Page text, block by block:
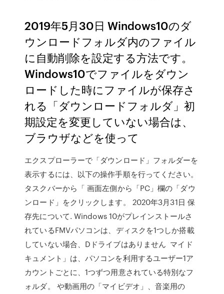
2019年5月30日 Windows10のダ
ウンロードフォルダ内のファイル
に自動削除を設定する方法です。
Windows10でファイルをダウン
ロードした時にファイルが保存さ
れる「ダウンロードフォルダ」初
期設定を変更していない場合は、
ブラウザなどを使って
エクスプローラーで「ダウンロード」フォルダーを
表示するには、以下の操作手順を行ってください。
タスクバーから「 画面左側から「PC」欄の「ダウ
ンロード」をクリックします。 2020年3月31日 保
存先について. Windows 10がプレインストールさ
れているFMVパソコンは、ディスクを1つしか搭載
していない場合、Dドライブはありません マイド
キュメント」は、パソコンを利用するユーザー1ア
カウントごとに、1つずつ用意されている特別なフ
ォルダ。 や動画用の「マイビデオ」、音楽用の